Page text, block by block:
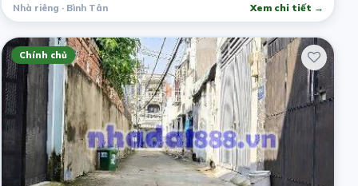
Nhà riêng · Bình Tân Xem chi tiết →
Chính chủ